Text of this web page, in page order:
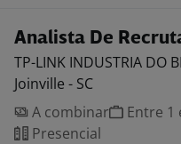
Analista De
TP-LINK INDUSTRIA DO
Joinville - SC
A combinar
Entre 1
Presencial